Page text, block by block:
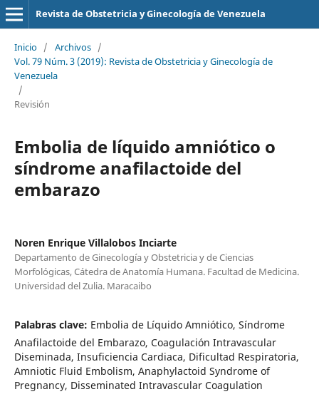
Revista de Obstetricia y Ginecología de Venezuela
Inicio / Archivos /
Vol. 79 Núm. 3 (2019): Revista de Obstetricia y Ginecología de
Venezuela
/
Revisión
Embolia de líquido amniótico o
síndrome anafilactoide del
embarazo
Noren Enrique Villalobos Inciarte
Departamento de Ginecología y Obstetricia y de Ciencias
Morfológicas, Cátedra de Anatomía Humana. Facultad de Medicina.
Universidad del Zulia. Maracaibo
Palabras clave: Embolia de Líquido Amniótico, Síndrome
Anafilactoide del Embarazo, Coagulación Intravascular
Diseminada, Insuficiencia Cardiaca, Dificultad Respiratoria,
Amniotic Fluid Embolism, Anaphylactoid Syndrome of
Pregnancy, Disseminated Intravascular Coagulation